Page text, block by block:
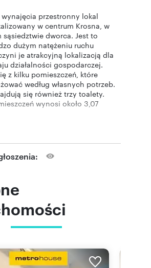
przestronny lokal
w centrum Krosna, w
sąsiedztwie dworca. Jest to
dużym natężeniu ruchu
je atrakcyjną lokalizacją dla
działalności gospodarczej.
z kilku pomieszczeń, które
według własnych potrzeb.
się również trzy toalety.
wynosi około 3,07
dwufunkcyjny piec
zamontowane są
Lokal wyposażony jest
co zapewnia komfort
styropianem o grubości
nieruchomości jest duża liczba
znajdują się ogólnodostępne
dla klientów i pracowników.
oraz przestronnej